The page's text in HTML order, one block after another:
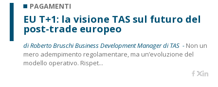
PAGAMENTI
EU T+1: la visione TAS sul futuro del
post-trade europeo
di Roberto Bruschi Business Development Manager di TAS - Non un
mero adempimento regolamentare, ma un’evoluzione del
modello operativo. Rispet...